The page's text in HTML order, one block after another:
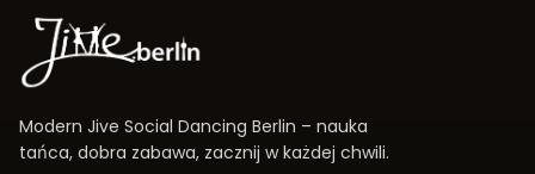
Modern Jive Social Dancing Berlin – nauka
tańca, dobra zabawa, zacznij w każdej chwili.